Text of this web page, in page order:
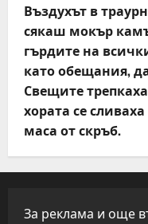
Въздухът в
сякаш мокър
гърдите на
като обещания,
Свещите
хората се
маса от скръб.
За реклама и още